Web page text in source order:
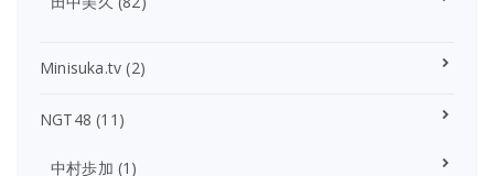
Minisuka.tv (2)
NGT48 (11)
中村歩加 (1)